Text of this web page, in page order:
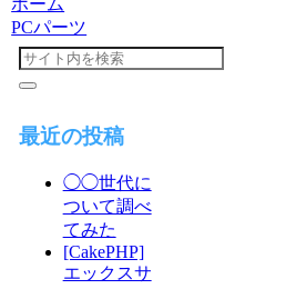
PCパーツ
最近の投稿
◯◯世代に
ついて調べ
てみた
[CakePHP]
エックスサ